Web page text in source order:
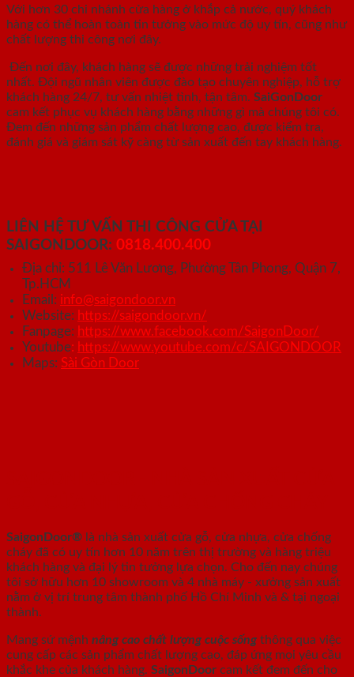
Với hơn 30 chi nhánh cửa hàng ở khắp cả nước, quý khách
hàng có thể hoàn toàn tin tưởng vào mức độ uy tín, cũng như
chất lượng thi công nơi đây.
Đến nơi đây, khách hàng sẽ được những trải nghiệm tốt
nhất. Đội ngũ nhân viên được đào tạo chuyên nghiệp, hỗ trợ
khách hàng 24/7, tư vấn nhiệt tình, tận tâm. SaiGonDoor
cam kết phục vụ khách hàng bằng những gì mà chúng tôi có.
Đem đến những sản phẩm chất lượng cao, được kiểm tra,
đánh giá và giám sát kỹ càng từ sản xuất đến tay khách hàng.
LIÊN HỆ TƯ VẤN THI CÔNG CỬA TẠI
SAIGONDOOR: 0818.400.400
Địa chỉ: 511 Lê Văn Lương, Phường Tân Phong, Quận 7,
Tp.HCM
Email: info@saigondoor.vn
Website: https://saigondoor.vn/
Fanpage: https://www.facebook.com/SaigonDoor/
Youtube: https://www.youtube.com/c/SAIGONDOOR
Maps: Sài Gòn Door
SaigonDoor® là nhà sản xuất cửa gỗ, cửa nhựa, cửa chống
cháy đã có uy tín hơn 10 năm trên thị trường và hàng triệu
khách hàng và đại lý tin tưởng lựa chọn. Cho đến nay chúng
tôi sở hữu hơn 10 showroom và 4 nhà máy - xưởng sản xuất
nằm ở vị trí trung tâm thành phố Hồ Chí Minh và & tại ngoại
thành.
Mang sứ mệnh nâng cao chất lượng cuộc sống thông qua việc
cung cấp các sản phẩm chất lượng cao, đáp ứng mọi yêu cầu
khắc khe của khách hàng. SaigonDoor cam kết đem đến cho